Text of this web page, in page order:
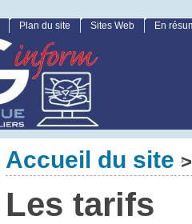
Accueil du site >
Les tarifs
Plan du site Sites Web En